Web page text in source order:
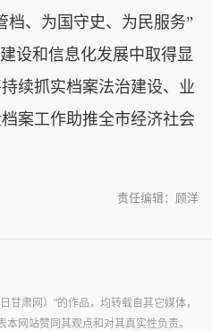
档、为国守史、为民服务”
设和信息化发展中取得显
续抓实档案法治建设、业
案工作助推全市经济社会
责任编辑：顾洋
甘肃网）"的作品，均转载自其它媒体，
网站赞同其观点和对其真实性负责。